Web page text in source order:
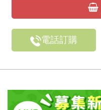
電話訂購